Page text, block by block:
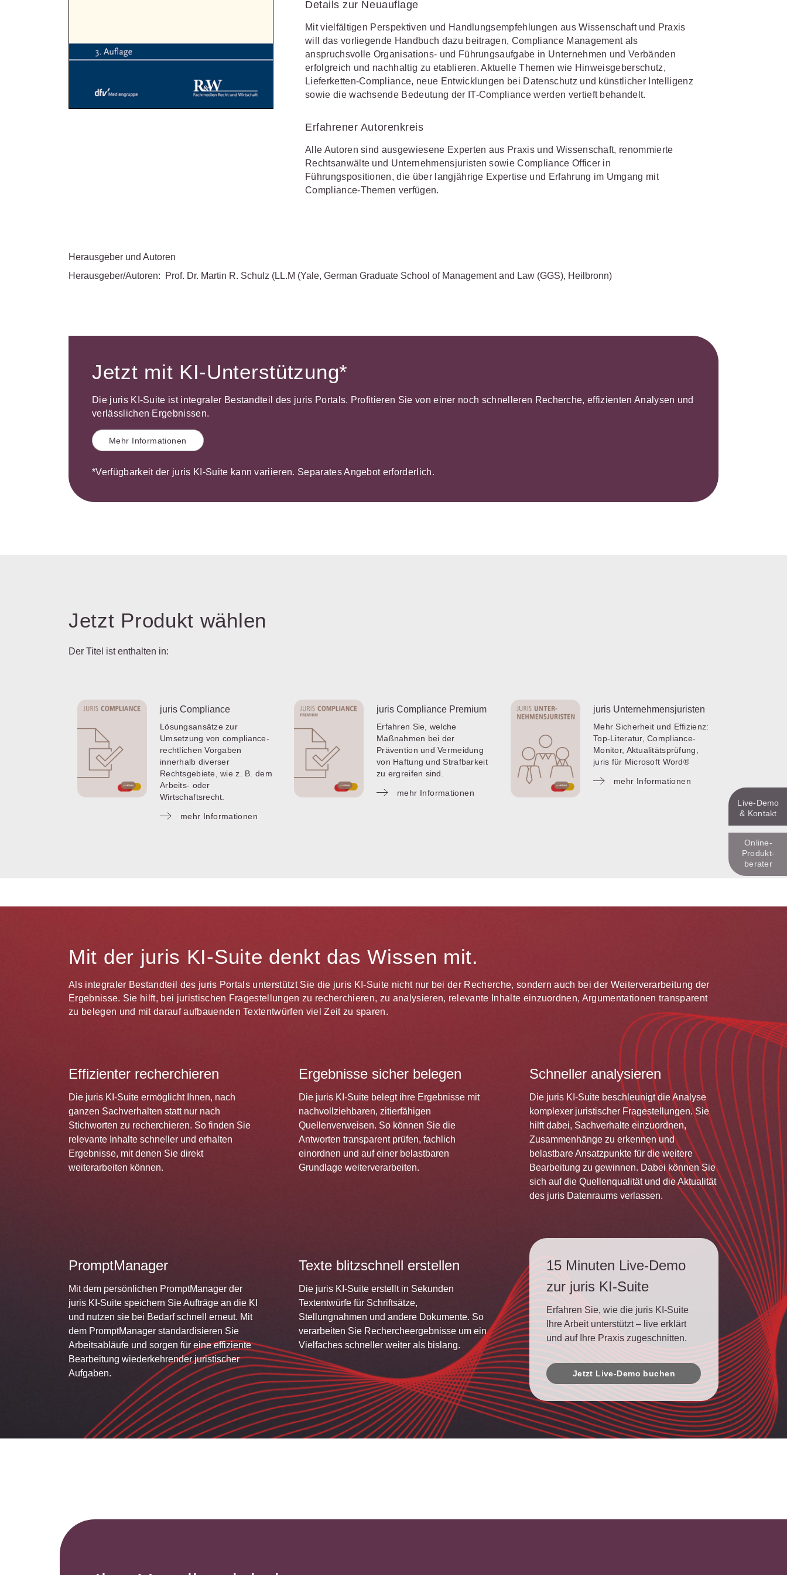
Kanzleimanagement
Medizinrecht
Miet- und
Zivil- und Zivilprozessrecht
Details zur Neuauflage
Mit vielfältigen Perspektiven und Handlungsempfehlungen aus Wissenschaft und Praxis
will das vorliegende Handbuch dazu beitragen, Compliance Management als
anspruchsvolle Organisations- und Führungsaufgabe in Unternehmen und Verbänden
erfolgreich und nachhaltig zu etablieren. Aktuelle Themen wie Hinweisgeberschutz,
Lieferketten-Compliance, neue Entwicklungen bei Datenschutz und künstlicher Intelligenz
sowie die wachsende Bedeutung der IT-Compliance werden vertieft behandelt.
Erfahrener Autorenkreis
Alle Autoren sind ausgewiesene Experten aus Praxis und Wissenschaft, renommierte
Rechtsanwälte und Unternehmensjuristen sowie Compliance Officer in
Führungspositionen, die über langjährige Expertise und Erfahrung im Umgang mit
Compliance-Themen verfügen.
Herausgeber und Autoren
Herausgeber/Autoren:
Prof. Dr. Martin R. Schulz (LL.M (Yale, German Graduate School of Management and Law (GGS), Heilbronn)
Jetzt mit KI-Unterstützung*
Die juris KI-Suite ist integraler Bestandteil des juris Portals. Profitieren Sie von einer noch schnelleren Recherche, effizienten Analysen und
verlässlichen Ergebnissen.
Mehr Informationen
*Verfügbarkeit der juris KI-Suite kann variieren. Separates Angebot erforderlich.
Jetzt Produkt wählen
Der Titel ist enthalten in:
juris Compliance
Lösungsansätze zur
Umsetzung von compliance-
rechtlichen Vorgaben
innerhalb diverser
Rechtsgebiete, wie z. B. dem
Arbeits- oder
Wirtschaftsrecht.
mehr Informationen
juris Compliance Premium
Erfahren Sie, welche
Maßnahmen bei der
Prävention und Vermeidung
von Haftung und Strafbarkeit
zu ergreifen sind.
mehr Informationen
juris Unternehmensjuristen
Mehr Sicherheit und Effizienz:
Top-Literatur, Compliance-
Monitor, Aktualitätsprüfung,
juris für Microsoft Word®
mehr Informationen
Mit der juris KI-Suite denkt das Wissen mit.
Als integraler Bestandteil des juris Portals unterstützt Sie die juris KI-Suite nicht nur bei der Recherche, sondern auch bei der Weiterverarbeitung der
Ergebnisse. Sie hilft, bei juristischen Fragestellungen zu recherchieren, zu analysieren, relevante Inhalte einzuordnen, Argumentationen transparent
zu belegen und mit darauf aufbauenden Textentwürfen viel Zeit zu sparen.
Effizienter recherchieren
Die juris KI-Suite ermöglicht Ihnen, nach
ganzen Sachverhalten statt nur nach
Stichworten zu recherchieren. So finden Sie
relevante Inhalte schneller und erhalten
Ergebnisse, mit denen Sie direkt
weiterarbeiten können.
Ergebnisse sicher belegen
Die juris KI-Suite belegt ihre Ergebnisse mit
nachvollziehbaren, zitierfähigen
Quellenverweisen. So können Sie die
Antworten transparent prüfen, fachlich
einordnen und auf einer belastbaren
Grundlage weiterverarbeiten.
Schneller analysieren
Die juris KI-Suite beschleunigt die Analyse
komplexer juristischer Fragestellungen. Sie
hilft dabei, Sachverhalte einzuordnen,
Zusammenhänge zu erkennen und
belastbare Ansatzpunkte für die weitere
Bearbeitung zu gewinnen. Dabei können Sie
sich auf die Quellenqualität und die Aktualität
des juris Datenraums verlassen.
PromptManager
Mit dem persönlichen PromptManager der
juris KI-Suite speichern Sie Aufträge an die KI
und nutzen sie bei Bedarf schnell erneut. Mit
dem PromptManager standardisieren Sie
Arbeitsabläufe und sorgen für eine effiziente
Bearbeitung wiederkehrender juristischer
Aufgaben.
Texte blitzschnell erstellen
Die juris KI-Suite erstellt in Sekunden
Textentwürfe für Schriftsätze,
Stellungnahmen und andere Dokumente. So
verarbeiten Sie Rechercheergebnisse um ein
Vielfaches schneller weiter als bislang.
15 Minuten Live-Demo
zur juris KI-Suite
Erfahren Sie, wie die juris KI-Suite
Ihre Arbeit unterstützt – live erklärt
und auf Ihre Praxis zugeschnitten.
Jetzt Live-Demo buchen
Live‑Demo
& Kontakt
Online-
Produkt­
berater